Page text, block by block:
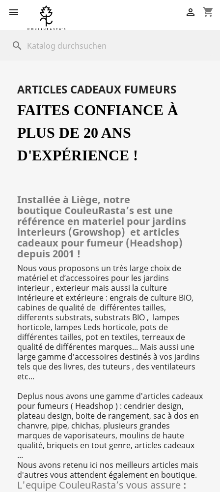
 shopping_cart

search
ARTICLES CADEAUX FUMEURS
FAITES CONFIANCE À
PLUS DE 20 ANS
D'EXPÉRIENCE !
Installée à Liège, notre
boutique CouleuRasta’s est une
référence en materiel pour jardins
interieurs (Growshop) et articles
cadeaux pour fumeur (Headshop)
depuis 2001 !
Nous vous proposons un très large choix de
matériel et d’accessoires pour les jardins
interieur , exterieur mais aussi la culture
intérieure et extérieure : engrais de culture BIO,
cabines de qualité de différentes tailles,
differents substrats, substrats BIO , lampes
horticole, lampes Leds horticole, pots de
différentes tailles, pot en textiles, terreaux de
qualité de différentes marques... Mais aussi une
large gamme d'accessoires destinés à vos jardins
tels que des livres, des tuteurs , des ventilateurs
etc...
Deplus nous avons une gamme d'articles cadeaux
pour fumeurs ( Headshop ) : cendrier design,
plateau design, boite de rangement, sac à dos en
chanvre, pipe, chichas, plusieurs grandes
marques de vaporisateurs, moulins de haute
qualité, briquets en tout genre, articles cadeaux
...
Nous avons retenu ici nos meilleurs articles mais
d'autres vous attendent également en boutique.
L'equipe CouleuRasta’s vous assure :